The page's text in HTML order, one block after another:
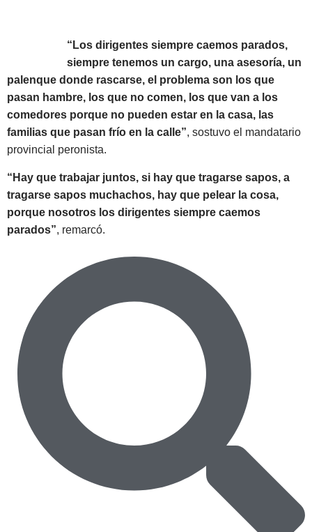
“Los dirigentes siempre caemos parados,
siempre tenemos un cargo, una asesoría, un
palenque donde rascarse, el problema son los que
pasan hambre, los que no comen, los que van a los
comedores porque no pueden estar en la casa, las
familias que pasan frío en la calle”, sostuvo el mandatario
provincial peronista.
“Hay que trabajar juntos, si hay que tragarse sapos, a
tragarse sapos muchachos, hay que pelear la cosa,
porque nosotros los dirigentes siempre caemos
parados”, remarcó.